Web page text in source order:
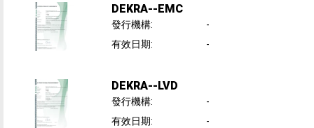
DEKRA--EMC
發行機構:
-
有效日期: -
DEKRA--LVD
發行機構:
-
有效日期: -